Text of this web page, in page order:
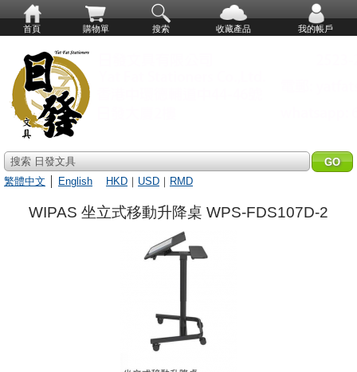
首頁 購物單 搜索 收藏產品 我的帳戶
搜索 日發文具
繁體中文
English HKD ｜ USD ｜ RMD
WIPAS 坐立式移動升降桌 WPS-FDS107D-2